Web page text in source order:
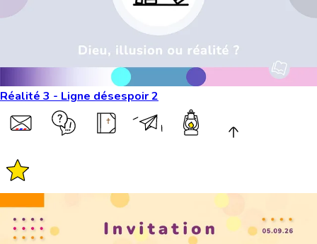
Réalité 3 - Ligne désespoir 2